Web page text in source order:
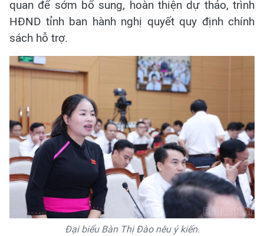
quan để sớm bổ sung, hoàn thiện dự thảo, trình
HĐND tỉnh ban hành nghị quyết quy định chính
sách hỗ trợ.
Đại biểu Bàn Thị Đào nêu ý kiến.